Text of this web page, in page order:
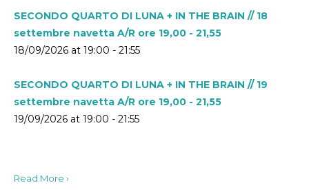
SECONDO QUARTO DI LUNA + IN THE BRAIN // 18
settembre navetta A/R ore 19,00 - 21,55
18/09/2026 at 19:00 - 21:55
SECONDO QUARTO DI LUNA + IN THE BRAIN // 19
settembre navetta A/R ore 19,00 - 21,55
19/09/2026 at 19:00 - 21:55
Read More ›